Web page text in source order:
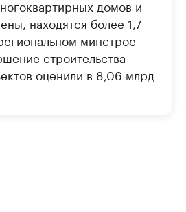
домов и
находятся более 1,7
минстрое
строительства
оценили в 8,06 млрд